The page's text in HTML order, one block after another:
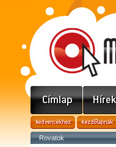
Rovatok